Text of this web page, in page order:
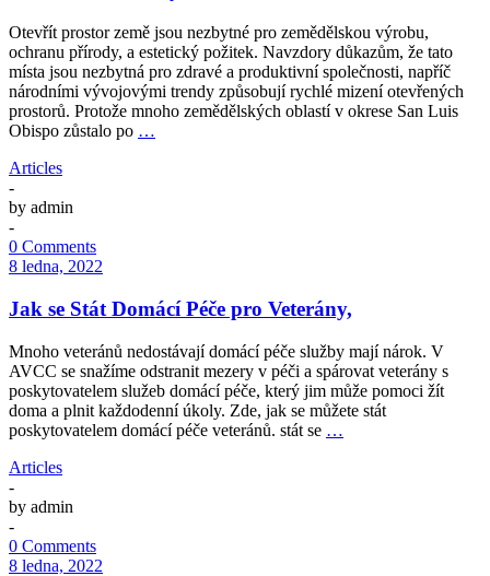
Otevřít prostor země jsou nezbytné pro zemědělskou výrobu,
ochranu přírody, a estetický požitek. Navzdory důkazům, že tato
místa jsou nezbytná pro zdravé a produktivní společnosti, napříč
národními vývojovými trendy způsobují rychlé mizení otevřených
prostorů. Protože mnoho zemědělských oblastí v okrese San Luis
Obispo zůstalo po …
Articles
-
by admin
-
0 Comments
8 ledna, 2022
Jak se Stát Domácí Péče pro Veterány,
Mnoho veteránů nedostávají domácí péče služby mají nárok. V
AVCC se snažíme odstranit mezery v péči a spárovat veterány s
poskytovatelem služeb domácí péče, který jim může pomoci žít
doma a plnit každodenní úkoly. Zde, jak se můžete stát
poskytovatelem domácí péče veteránů. stát se …
Articles
-
by admin
-
0 Comments
8 ledna, 2022